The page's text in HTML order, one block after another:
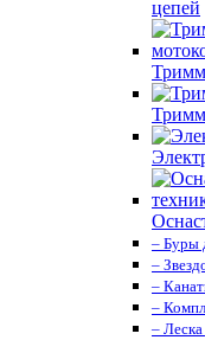
цепей
– Буры
–
–
–
–